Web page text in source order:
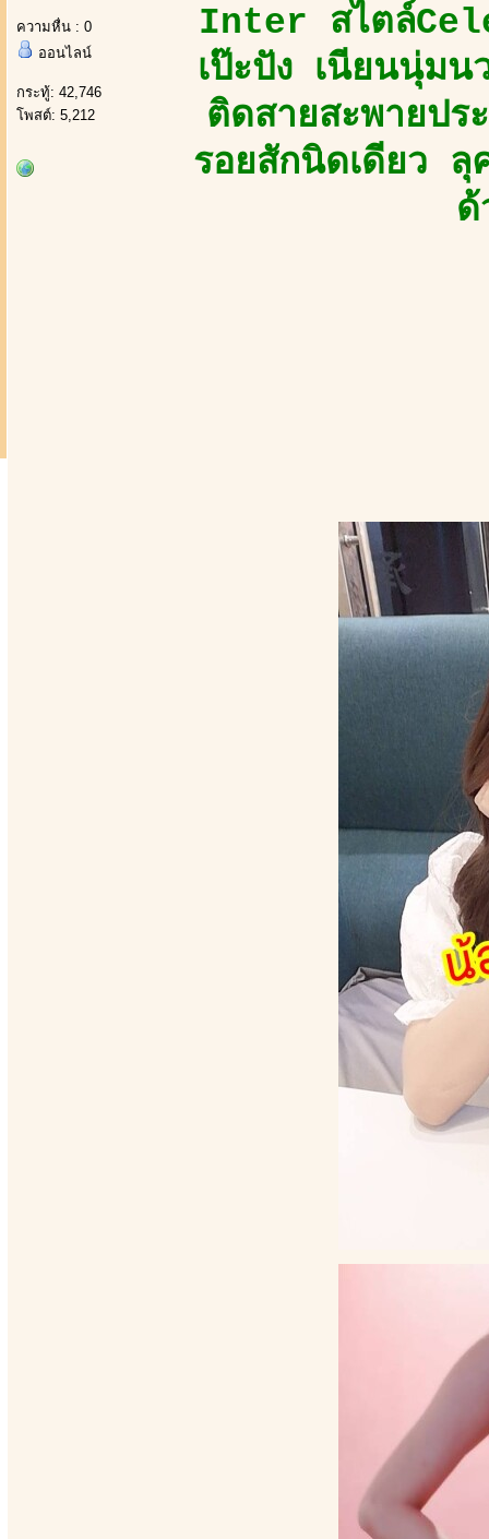
ความหื่น : 0
ออนไลน์
กระทู้: 42,746
โพสต์: 5,212
Inter สไตล์
เป๊ะปัง เนียนนุ่ม
ติดสายสะพายปร
รอยสักนิดเดียว ลุ
ด้